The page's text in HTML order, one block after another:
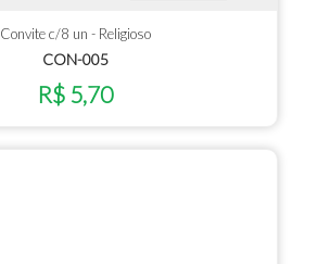
Convite c/8 un - Religioso
CON-005
R$ 5,70